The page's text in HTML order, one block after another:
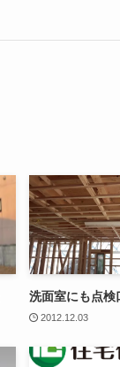
洗面室にも点検
2012.12.03